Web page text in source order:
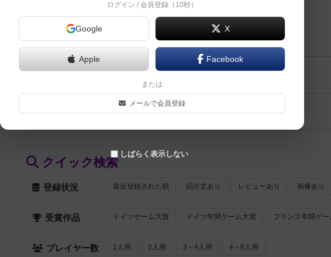
スタディ将棋（Study Shogi）
スタディ囲碁（Study Igo）
クイック検索
登録状況 最近登録された順 紹介文あり レビューあり 画像あり
受賞作品 ドイツゲーム大賞 ドイツ年間ゲーム大賞 フランス年間ゲー
プレイヤー数 1人用 2人用 3～4人用 4～8人用
ログイン / 会員登録（10秒）
Google X
Apple Facebook
または
メールで会員登録
しばらく表示しない